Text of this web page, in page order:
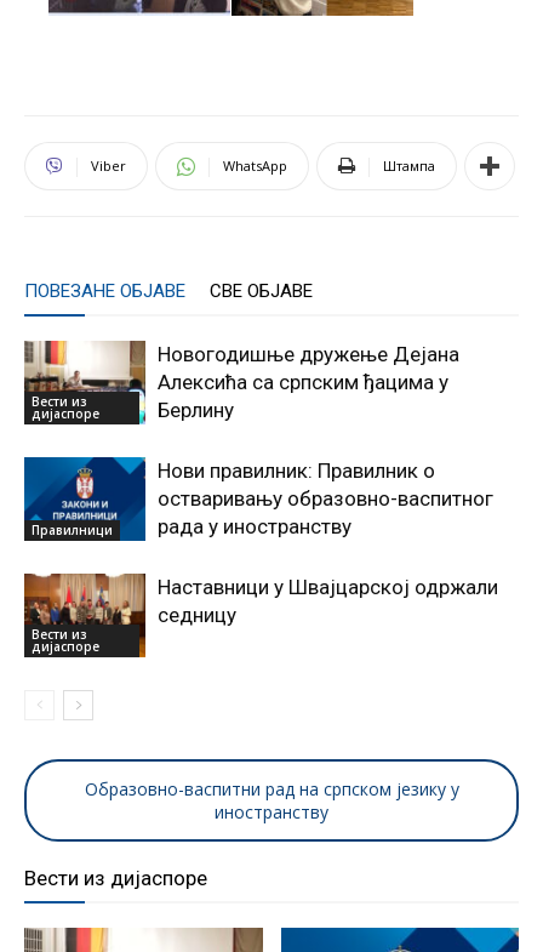
Viber WhatsApp Штампа
ПОВЕЗАНЕ ОБЈАВЕ СВЕ ОБЈАВЕ
Вести из
дијаспоре
Новогодишње дружење Дејана
Алексића са српским ђацима у
Берлину
Правилници
Нови правилник: Правилник о
остваривању образовно-васпитног
рада у иностранству
Вести из
дијаспоре
Наставници у Швајцарској одржали
седницу
Образовно-васпитни рад на српском језику у
иностранству
Вести из дијаспоре